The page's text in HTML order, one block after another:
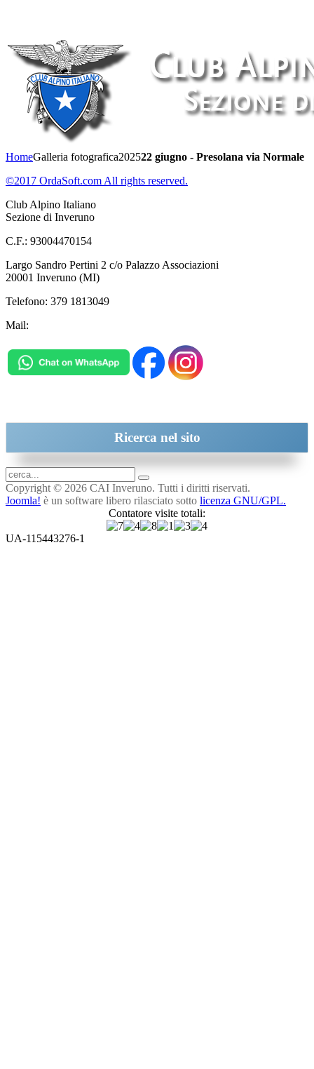
HomeGalleria fotografica202522 giugno - Presolana via Normale
©2017 OrdaSoft.com All rights reserved.
Club Alpino Italiano
Sezione di Inveruno
C.F.: 93004470154
Largo Sandro Pertini 2 c/o Palazzo Associazioni
20001 Inveruno (MI)
Telefono: 379 1813049
Mail:
Ricerca nel sito
Copyright © 2026 CAI Inveruno. Tutti i diritti riservati.
Joomla! è un software libero rilasciato sotto licenza GNU/GPL.
Contatore visite totali:
UA-115443276-1